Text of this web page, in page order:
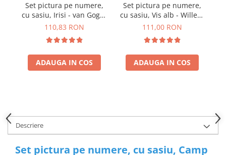
Set pictura pe numere,
cu sasiu, Irisi - van Gogh,
40x50 cm
110,83 RON
ADAUGA IN COS
Set pictura pe numere,
cu sasiu, Vis alb - Willem
Haenraet, 40x50 cm
111,00 RON
ADAUGA IN COS
Descriere
Set pictura pe numere, cu sasiu, Camp